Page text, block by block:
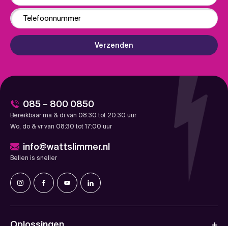
Phone
Verzenden
085 – 800 0850
Bereikbaar ma & di van 08:30 tot 20:30 uur
Wo, do & vr van 08:30 tot 17:00 uur
info@wattslimmer.nl
Bellen is sneller